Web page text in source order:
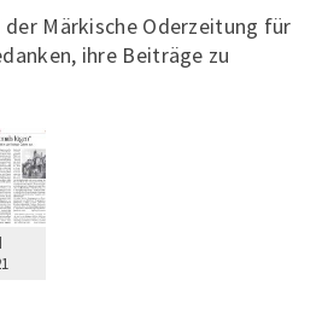
Märkische Oderzeitung für
ihre Beiträge zu